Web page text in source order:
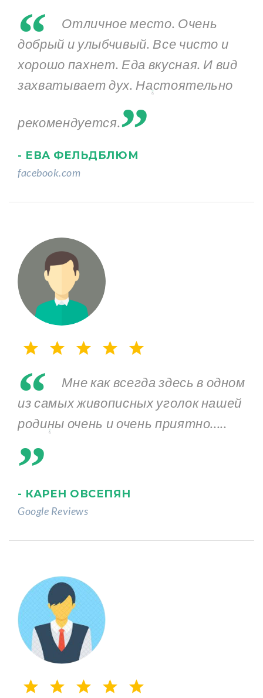
“
Отличное место. Очень
добрый и улыбчивый. Все чисто и
хорошо пахнет. Еда вкусная. И вид
захватывает дух. Настоятельно
рекомендуется.„
- ЕВА ФЕЛЬДБЛЮМ
facebook.com
“
Мне как всегда здесь в одном
из самых живописных уголок нашей
родины очень и очень приятно.....
„
- КАРЕН ОВСЕПЯН
Google Reviews